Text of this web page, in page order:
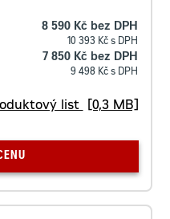
8 590 Kč bez DPH
10 393 Kč s DPH
7 850 Kč bez DPH
9 498 Kč s DPH
list [0,3 MB]